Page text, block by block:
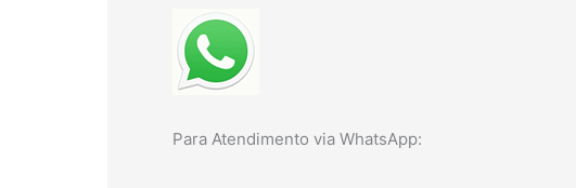
Para Atendimento via WhatsApp: